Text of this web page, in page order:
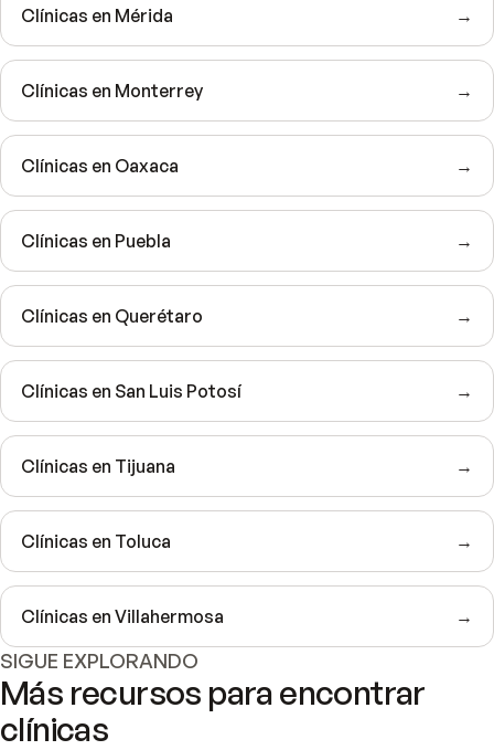
Clínicas en Mérida →
Clínicas en Monterrey →
Clínicas en Oaxaca →
Clínicas en Puebla →
Clínicas en Querétaro →
Clínicas en San Luis Potosí →
Clínicas en Tijuana →
Clínicas en Toluca →
Clínicas en Villahermosa →
SIGUE EXPLORANDO
Más recursos para encontrar
clínicas